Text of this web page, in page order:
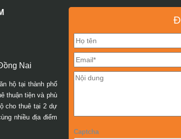
Captcha
Nai
hộ tại thành phố
thuận tiện và phù
cho thuê tại 2 dự
nhiều địa điểm